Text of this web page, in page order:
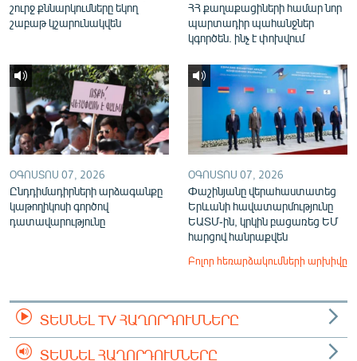
շուրջ քննարկումները եկող
շաբաթ կշարունակվեն
ՀՀ քաղաքացիների համար նոր
պարտադիր պահանջներ
կգործեն. ինչ է փոխվում
ՕԳՈՍՏՈՍ 07, 2026
Ընդդիմադիրների արձագանքը
կաթողիկոսի գործով
դատավարությունը
ՕԳՈՍՏՈՍ 07, 2026
Փաշինյանը վերահաստատեց
Երևանի հավատարմությունը
ԵԱՏՄ-ին, կրկին բացառեց ԵՄ
հարցով հանրաքվեն
Բոլոր հեռարձակումների արխիվը
ՏԵՍՆԵԼ TV ՀԱՂՈՐԴՈՒՄՆԵՐԸ
ՏԵՍՆԵԼ ՀԱՂՈՐԴՈՒՄՆԵՐԸ